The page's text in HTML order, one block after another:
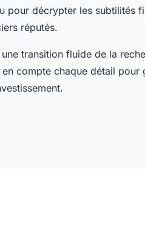
pour décrypter les subtilités
réputés.
transition fluide de la
compte chaque détail pour